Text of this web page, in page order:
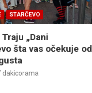
STARČEVO
Traju „Dani
šta vas očekuje od
dakicorama